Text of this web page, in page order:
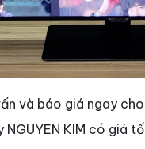
và báo giá ngay
KIM có giá